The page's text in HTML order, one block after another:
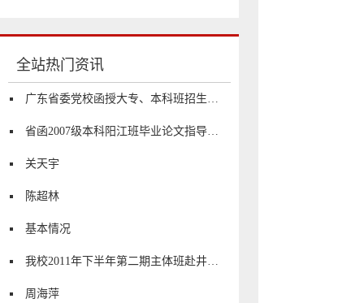
全站热门资讯
广东省委党校函授大专、本科班招生简章
省函2007级本科阳江班毕业论文指导、答辩工作安排
关天宇
陈超林
基本情况
我校2011年下半年第二期主体班赴井冈山异地培训
周海萍